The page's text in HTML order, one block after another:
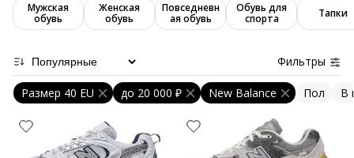
Мужская
обувь
Женская
обувь
Повседневн
ая обувь
Обувь для
спорта
Тапки
Фильтры
Размер 40 EU до 20 000 ₽ Пол
New Balance В